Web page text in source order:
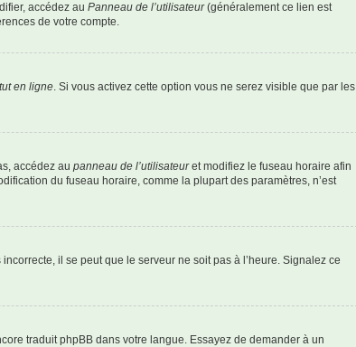
accédez au Panneau de l’utilisateur(généralement ce lien est
de votre compte.
en ligne. Si vous activez cette option vous ne serez visible que par les
accédez au panneau de l’utilisateuret modifiez le fuseau horaire afin
du fuseau horaire, comme la plupart des paramètres, n’est
il se peut que le serveur ne soit pas à l’heure. Signalez ce
traduit phpBB dans votre langue. Essayez de demander à un